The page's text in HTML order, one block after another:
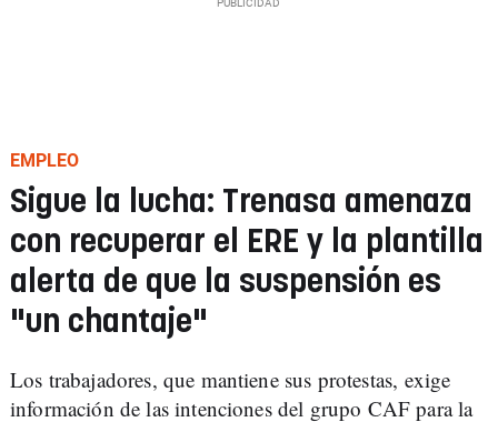
EMPLEO
Sigue la lucha: Trenasa amenaza
con recuperar el ERE y la plantilla
alerta de que la suspensión es
"un chantaje"
Los trabajadores, que mantiene sus protestas, exige
información de las intenciones del grupo CAF para la